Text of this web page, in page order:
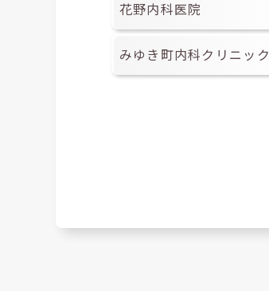
花野内科医院
みゆき町内科クリニック